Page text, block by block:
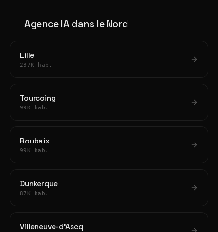
Agence IA dans le Nord
Lille
237K hab.
Tourcoing
99K hab.
Roubaix
99K hab.
Dunkerque
87K hab.
Villeneuve-d'Ascq